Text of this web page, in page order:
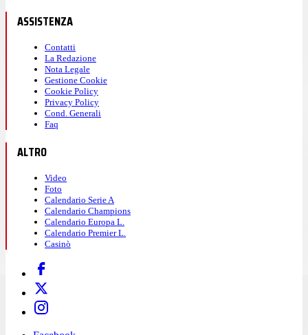
ASSISTENZA
Contatti
La Redazione
Nota Legale
Gestione Cookie
Cookie Policy
Privacy Policy
Cond. Generali
Faq
ALTRO
Video
Foto
Calendario Serie A
Calendario Champions
Calendario Europa L.
Calendario Premier L.
Casinò